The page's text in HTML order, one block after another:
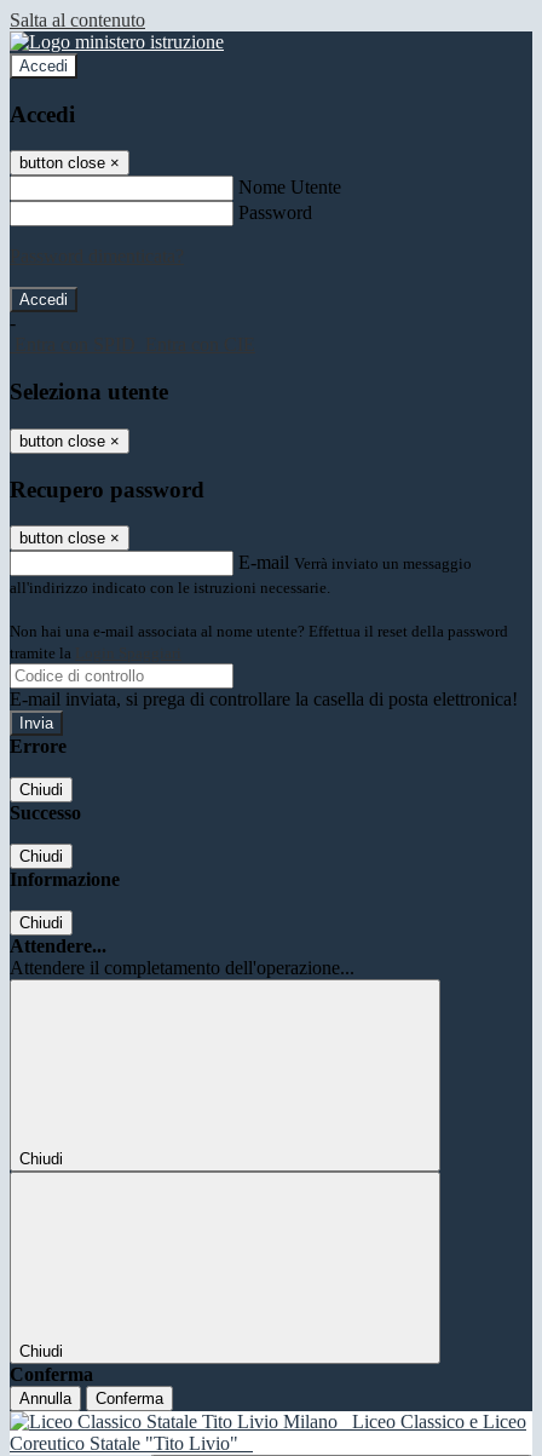
Salta al contenuto
Accedi
Accedi
button close ×
Nome Utente
Password
-
Seleziona utente
button close ×
Recupero password
button close ×
E-mail Verrà inviato un messaggio
all'indirizzo indicato con le istruzioni necessarie.
Non hai una e-mail associata al nome utente? Effettua il reset della password
tramite la
E-mail inviata, si prega di controllare la casella di posta elettronica!
Errore
Chiudi
Successo
Chiudi
Informazione
Chiudi
Attendere...
Attendere il completamento dell'operazione...
Chiudi
Chiudi
Conferma
Annulla Conferma
Liceo Classico e Liceo
Coreutico Statale "Tito Livio"